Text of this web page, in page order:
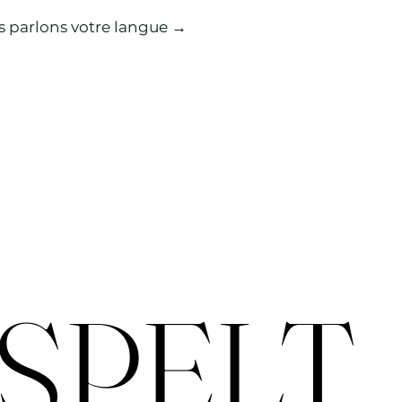
parlons votre langue →